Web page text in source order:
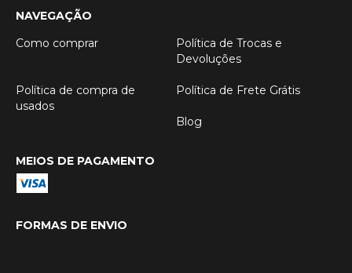
NAVEGAÇÃO
Como comprar
Política de Trocas e
Devoluções
Política de compra de
usados
Política de Frete Grátis
Blog
MEIOS DE PAGAMENTO
FORMAS DE ENVIO